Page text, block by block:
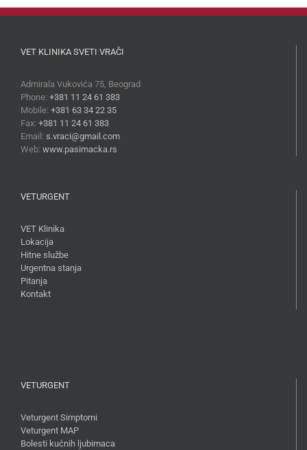
VET KLINIKA SVETI VRAČI
Admirala Vukovića 75, Beograd
Phone: +381 11 24 61 383
Mobile: +381 63 34 22 35
Fax: +381 11 24 61 383
Email: s.vraci@gmail.com
Web: www.pasimacka.rs
VETURGENT
VET Klinika
Lokacija
Hitne službe
Urgentna stanja
Pitanja
Kontakt
VETURGENT
Veturgent Simptomi
Veturgent MAP
Bolesti kućnih ljubimaca